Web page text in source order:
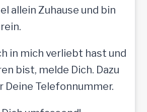
allein Zuhause und bin
in mich verliebt hast und
bist, melde Dich. Dazu
Deine Telefonnummer.